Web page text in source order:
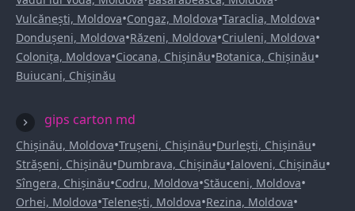
Vulcănești, Moldova•Congaz, Moldova•Taraclia, Moldova•
Dondușeni, Moldova•Răzeni, Moldova•Criuleni, Moldova•
Colonița, Moldova•Ciocana, Chișinău•Botanica, Chișinău•
Buiucani, Chișinău
gips carton md
Chișinău, Moldova•Trușeni, Chișinău•Durlești, Chișinău•
Strășeni, Chișinău•Dumbrava, Chișinău•Ialoveni, Chișinău•
Sîngera, Chișinău•Codru, Moldova•Stăuceni, Moldova•
Orhei, Moldova•Telenești, Moldova•Rezina, Moldova•